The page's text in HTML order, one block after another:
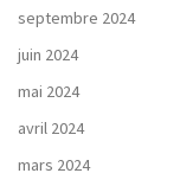
septembre 2024
juin 2024
mai 2024
avril 2024
mars 2024